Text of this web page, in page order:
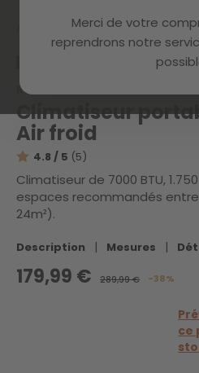
Merci de votre
reprendrons notre
gallery
ARTIC- 160_A
CATÉGORIE A
Référence :
Climatiseur
Air froid
4.8 / 5 (5)
Climatiseur de 7000 BTU,
espaces recommandés entre
24m²).
Description | Mesures |
179,99 € 289,99 € -38%
ce